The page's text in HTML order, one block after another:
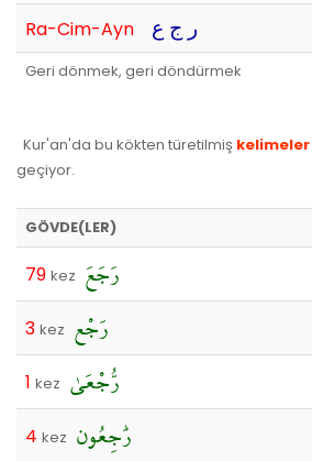
Ra-Cim-Ayn ر ج ع
Geri dönmek, geri döndürmek
Kur'an'da bu kökten türetilmiş kelimeler
geçiyor.
GÖVDE(LER)
79 kez رَجَعَ
3 kez رَجْع
1 kez رُّجْعَىٰ
4 kez رَٰجِعُون